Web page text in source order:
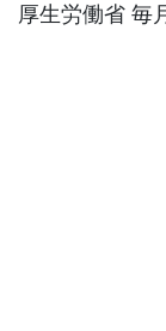
厚生労働省 毎